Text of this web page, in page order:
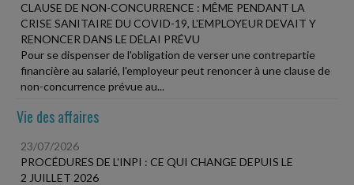
CLAUSE DE NON-CONCURRENCE : MÊME PENDANT LA
CRISE SANITAIRE DU COVID-19, L'EMPLOYEUR DEVAIT Y
RENONCER DANS LE DÉLAI PRÉVU
Pour se dispenser de l'obligation de verser une contrepartie
financière au salarié, l'employeur peut renoncer à une clause de
non-concurrence prévue au...
Vie des affaires
23/07/2026
PROCÉDURES DE L'INPI : CE QUI CHANGE DEPUIS LE
2 JUILLET 2026